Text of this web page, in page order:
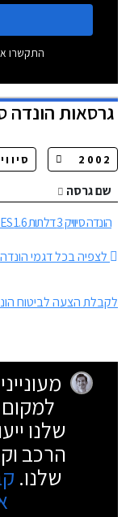
התקשרו
גרסאותהונדה
שם גרסה
הונדה סיוויק 3 דלתות 1.6 ES אוטומט
לצפיה בכל דגמי
לקבלת הצעה לביטוח
שלנו
הרכב
שלנו.